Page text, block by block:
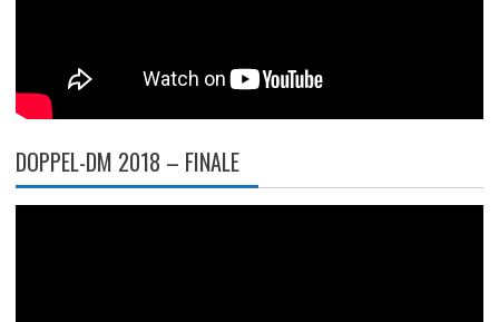
DOPPEL-DM 2018 – FINALE